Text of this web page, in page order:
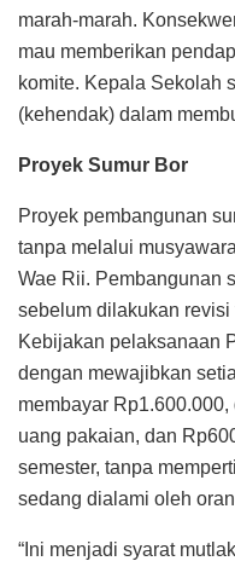
marah-marah.
mau memberikan
komite. Kepala Sekolah
(kehendak) dalam
Proyek Sumur Bor
Proyek pembangunan
tanpa melalui
Wae Rii. Pembangunan
sebelum dilakukan
Kebijakan pelaksanaan
dengan mewajibkan
membayar
uang pakaian, dan
semester, tanpa
sedang dialami oleh
“Ini menjadi syarat